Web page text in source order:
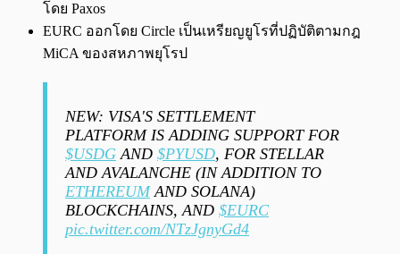
โดย Paxos
EURC ออกโดย Circle เป็นเหรียญยูโรที่ปฏิบัติตามกฎ
MiCA ของสหภาพยุโรป
NEW: VISA'S SETTLEMENT
PLATFORM IS ADDING SUPPORT FOR
$USDG AND $PYUSD, FOR STELLAR
AND AVALANCHE (IN ADDITION TO
ETHEREUMAND SOLANA)
BLOCKCHAINS, AND $EURC
pic.twitter.com/NTzJgnyGd4